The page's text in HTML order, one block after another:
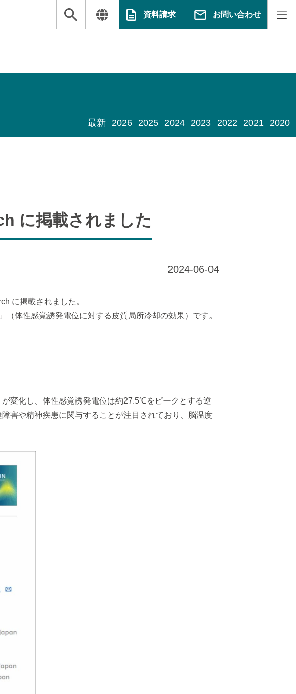
資料請求 お問い合わせ
最新 2026 2025 2024 2023 2022 2021 2020
に掲載されました
2024-06-04
に掲載されました。
体性感覚誘発電位に対する皮質局所冷却の効果）です。
変化し、体性感覚誘発電位は約27.5℃をピークとする逆
害や精神疾患に関与することが注目されており、脳温度